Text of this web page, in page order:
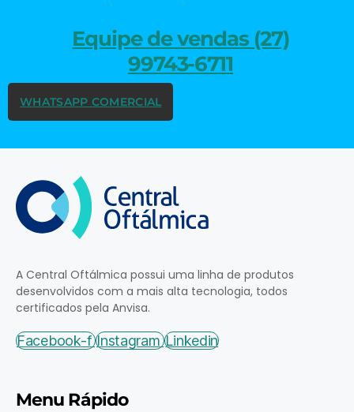
Equipe de vendas (27)
99743-6711
WHATSAPP COMERCIAL
A Central Oftálmica possui uma linha de produtos
desenvolvidos com a mais alta tecnologia, todos
certificados pela Anvisa.
Facebook-f Instagram Linkedin
Menu Rápido